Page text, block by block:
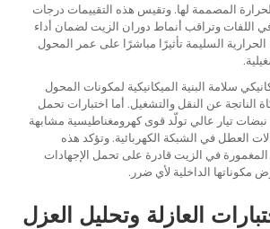
المصممة لها. وتقيس هذه التقييمات درجات
اللفات وتراقب أنماط دوران الزيت لضمان أداء
الحرارية السليمة تأثيرًا مباشرًا على عمر المحول
سلامة البنية الميكانيكية لمكونات المحول
الناتجة عن النقل والتشغيل. أما اختبارات تحمل
نبضات تيار عالي تولّد قوى كهرومغناطيسية مشابهة
العطل في الشبكة الكهربائية. وتؤكد هذه
المغمورة في الزيت قادرة على تحمل الإجهادات
مكوناتها الداخلية لأي ضرر.
العازلة وتحليل العزل